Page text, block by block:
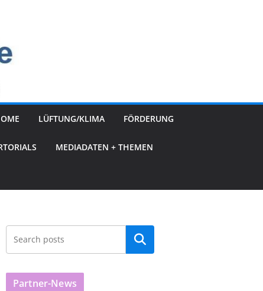
LÜFTUNG/KLIMA FÖRDERUNG
MEDIADATEN + THEMEN
Partner-News